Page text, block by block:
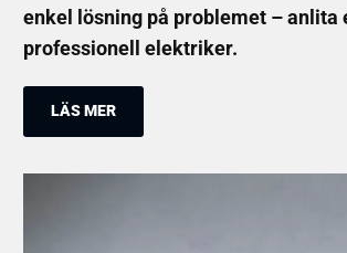
enkel lösning på problemet – anlita
professionell elektriker.
LÄS MER